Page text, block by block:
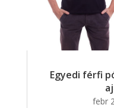
Egyedi férfi
febr